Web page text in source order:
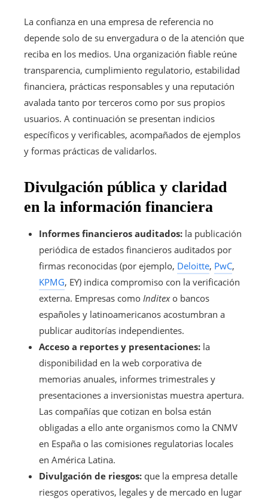
La confianza en una empresa de referencia no
depende solo de su envergadura o de la atención que
reciba en los medios. Una organización fiable reúne
transparencia, cumplimiento regulatorio, estabilidad
financiera, prácticas responsables y una reputación
avalada tanto por terceros como por sus propios
usuarios. A continuación se presentan indicios
específicos y verificables, acompañados de ejemplos
y formas prácticas de validarlos.
Divulgación pública y claridad
en la información financiera
Informes financieros auditados: la publicación
periódica de estados financieros auditados por
firmas reconocidas (por ejemplo, Deloitte, PwC,
KPMG, EY) indica compromiso con la verificación
externa. Empresas como Inditexo bancos
españoles y latinoamericanos acostumbran a
publicar auditorías independientes.
Acceso a reportes y presentaciones: la
disponibilidad en la web corporativa de
memorias anuales, informes trimestrales y
presentaciones a inversionistas muestra apertura.
Las compañías que cotizan en bolsa están
obligadas a ello ante organismos como la CNMV
en España o las comisiones regulatorias locales
en América Latina.
Divulgación de riesgos: que la empresa detalle
riesgos operativos, legales y de mercado en lugar